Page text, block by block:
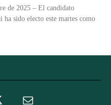
de 2025 – El candidato
sido electo este martes como